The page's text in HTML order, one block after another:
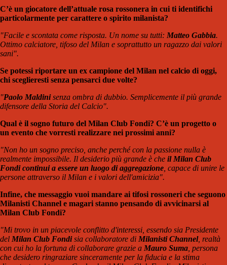
C’è un giocatore dell’attuale rosa rossonera in cui ti identifichi
particolarmente per carattere o spirito milanista?
"Facile e scontata come risposta. Un nome su tutti: Matteo Gabbia.
Ottimo calciatore, tifoso del Milan e soprattutto un ragazzo dai valori
sani".
Se potessi riportare un ex campione del Milan nel calcio di oggi,
chi sceglieresti senza pensarci due volte?
"Paolo Maldinisenza ombra di dubbio. Semplicemente il più grande
difensore della Storia del Calcio".
Qual è il sogno futuro del Milan Club Fondi? C’è un progetto o
un evento che vorresti realizzare nei prossimi anni?
"Non ho un sogno preciso, anche perché con la passione nulla è
realmente impossibile. Il desiderio più grande è che il Milan Club
Fondi continui a essere un luogo di aggregazione , capace di unire le
persone attraverso il Milan e i valori dell'amicizia".
Infine, che messaggio vuoi mandare ai tifosi rossoneri che seguono
Milanisti Channel e magari stanno pensando di avvicinarsi al
Milan Club Fondi?
"Mi trovo in un piacevole conflitto d'interessi, essendo sia Presidente
del Milan Club Fondisia collaboratore di Milanisti Channel, realtà
con cui ho la fortuna di collaborare grazie a Mauro Suma , persona
che desidero ringraziare sinceramente per la fiducia e la stima